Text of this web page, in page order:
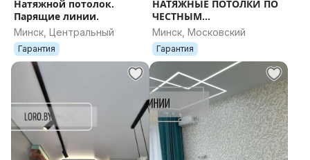
Натяжной потолок.
Парящие линии.
Минск, Центральный
Гарантия
НАТЯЖНЫЕ ПОТОЛКИ ПО
ЧЕСТНЫМ
ЦЕНАМ.ДЕСТКАЯ.
Минск, Московский
Гарантия